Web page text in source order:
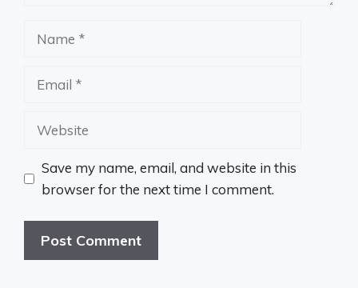
Website
Save my name, email, and website in this
browser for the next time I comment.